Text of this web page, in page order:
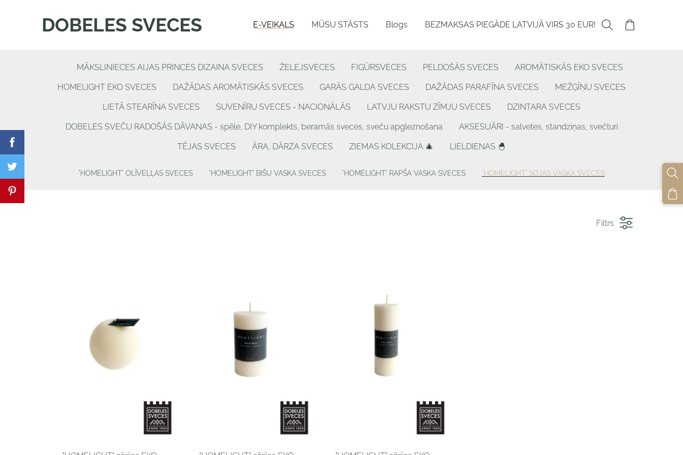
DOBELES SVECES E-VEIKALS MŪSU STĀSTS Blogs BEZMAKSAS PIEGĀDE LATVIJĀ VIRS 30 EUR!
MĀKSLINIECES AIJAS PRINCES DIZAINA SVECES ŽELEJSVECES FIGŪRSVECES PELDOŠĀS SVECES AROMĀTISKĀS EKO SVECES
HOMELIGHT EKO SVECES DAŽĀDAS AROMĀTISKĀS SVECES GARĀS GALDA SVECES DAŽĀDAS PARAFĪNA SVECES MEŽĢĪŅU SVECES
LIETĀ STEARĪNA SVECES SUVENĪRU SVECES - NACIONĀLĀS LATVJU RAKSTU ZĪMJU SVECES DZINTARA SVECES
DOBELES SVEČU RADOŠĀS DĀVANAS - spēle, DIY komplekts, beramās sveces, sveču apgleznošana AKSESUĀRI - salvetes, standziņas, svečturi
TĒJAS SVECES ĀRA, DĀRZA SVECES ZIEMAS KOLEKCIJA 🎄 LIELDIENAS 🐣
"HOMELIGHT" OLĪVEĻĻAS SVECES "HOMELIGHT" BIŠU VASKA SVECES "HOMELIGHT" RAPŠA VASKA SVECES "HOMELIGHT" SOJAS VASKA SVECES
Filtrs